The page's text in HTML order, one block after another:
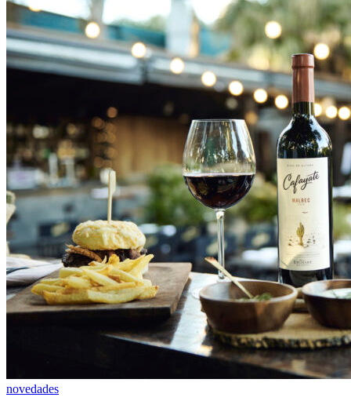
novedades